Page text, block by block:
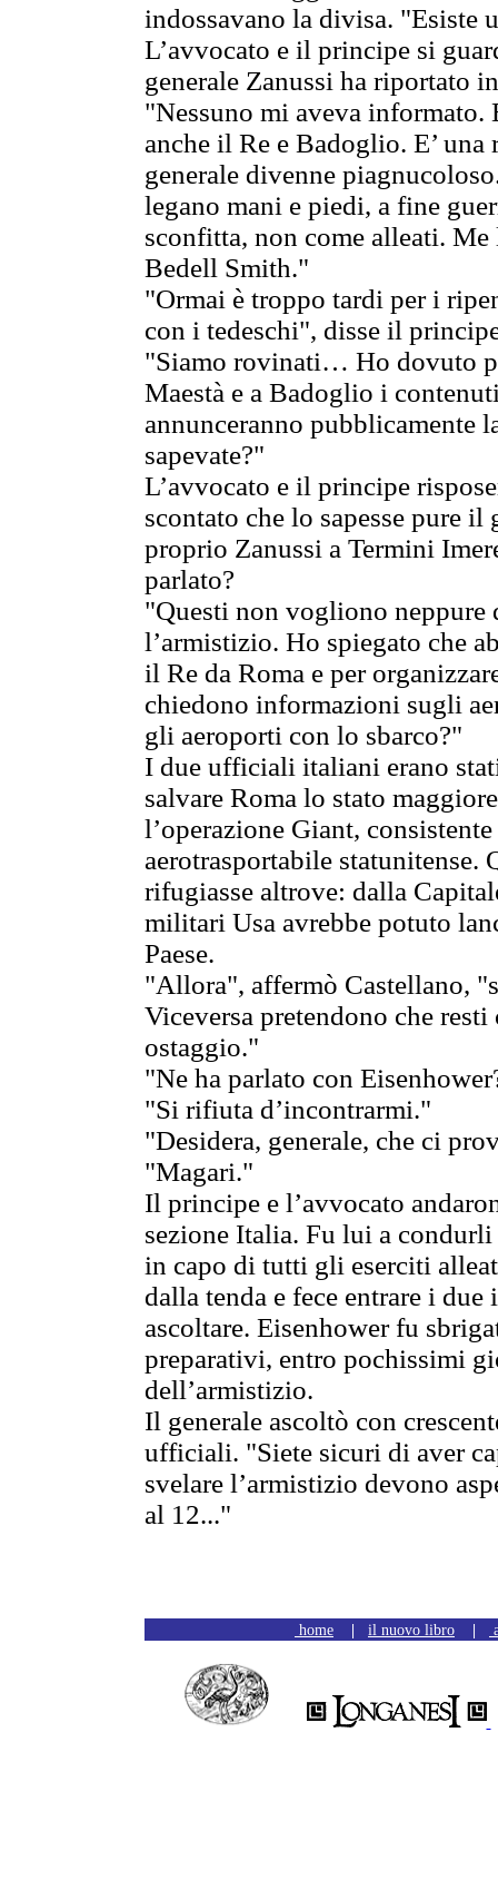
indossavano la divisa. "Esiste
L’avvocato e il principe si
generale Zanussi ha riportato
"Nessuno mi aveva informato.
anche il Re e Badoglio. E’
generale divenne
legano mani e piedi, a fine
sconfitta, non come alleati.
Bedell Smith."
"Ormai è troppo tardi per i
con i tedeschi", disse il
"Siamo rovinati… Ho dovuto
Maestà e a Badoglio i
annunceranno pubblicamente
sapevate?"
L’avvocato e il principe
scontato che lo sapesse pure
proprio Zanussi a Termini
parlato?
"Questi non vogliono neppure
l’armistizio. Ho spiegato che
il Re da Roma e per
chiedono informazioni sugli
gli aeroporti con lo sbarco?"
I due ufficiali italiani erano
salvare Roma lo stato
l’operazione Giant,
aerotrasportabile statunitense.
rifugiasse altrove: dalla
militari Usa avrebbe potuto
Paese.
"Allora", affermò Castellano,
Viceversa pretendono che
ostaggio."
"Ne ha parlato con
"Si rifiuta d’incontrarmi."
"Desidera, generale, che ci
"Magari."
Il principe e l’avvocato
sezione Italia. Fu lui a condurli
in capo di tutti gli eserciti
dalla tenda e fece entrare i
ascoltare. Eisenhower fu
preparativi, entro pochissimi
dell’armistizio.
Il generale ascoltò con
ufficiali. "Siete sicuri di aver
svelare l’armistizio devono
al 12..."
home il nuovo libro